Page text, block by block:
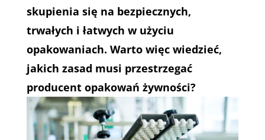
skupienia się na bezpiecznych,
trwałych i łatwych w użyciu
opakowaniach. Warto więc wiedzieć,
jakich zasad musi przestrzegać
producent opakowań żywności?